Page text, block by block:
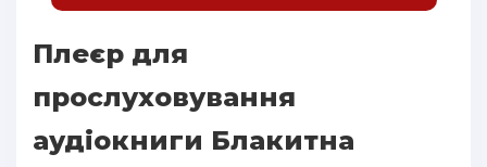
Плеєр для
прослуховування
аудіокниги Блакитна